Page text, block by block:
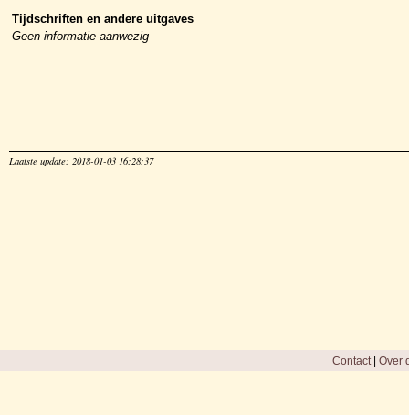
Tijdschriften en andere uitgaves
Geen informatie aanwezig
Laatste update: 2018-01-03 16:28:37
Contact| Over